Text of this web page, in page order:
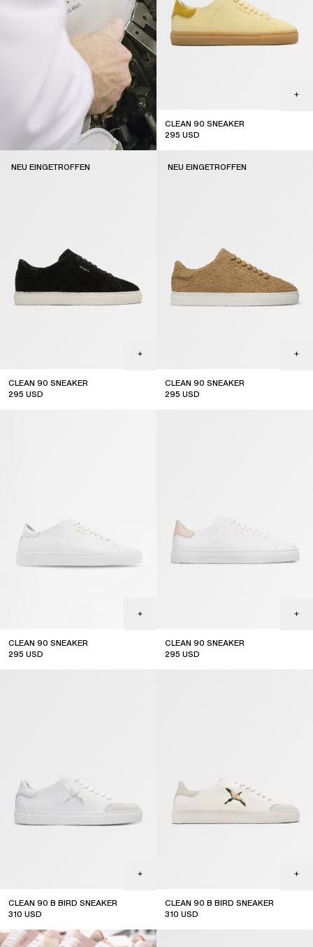
CLEAN 90 SNEAKER
295 USD
CLEAN 90 SNEAKER
295 USD
NEU EINGETROFFEN
CLEAN 90 SNEAKER
295 USD
NEU EINGETROFFEN
CLEAN 90 SNEAKER
295 USD
CLEAN 90 SNEAKER
295 USD
CLEAN 90 B BIRD SNEAKER
310 USD
CLEAN 90 B BIRD SNEAKER
310 USD